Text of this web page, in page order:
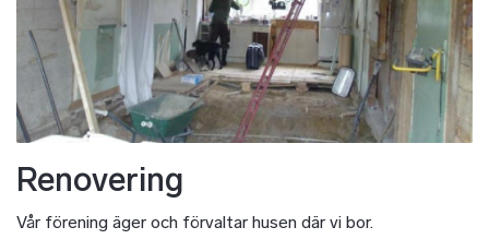
Renovering
Vår förening äger och förvaltar husen där vi bor.